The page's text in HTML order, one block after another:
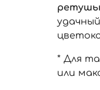
* Для
или